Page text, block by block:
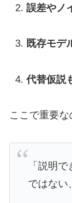
誤差やノ
既存モデ
代替仮説
ここで重要な
「説明
ではない